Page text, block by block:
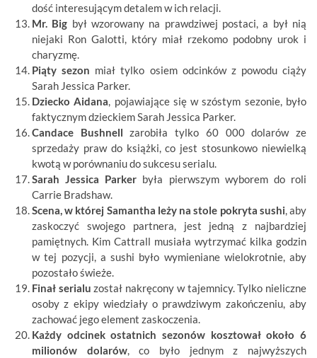
dość interesującym detalem w ich relacji.
Mr. Big był wzorowany na prawdziwej postaci, a był nią
niejaki Ron Galotti, który miał rzekomo podobny urok i
charyzmę.
Piąty sezon miał tylko osiem odcinków z powodu ciąży
Sarah Jessica Parker.
Dziecko Aidana, pojawiające się w szóstym sezonie, było
faktycznym dzieckiem Sarah Jessica Parker.
Candace Bushnell zarobiła tylko 60 000 dolarów ze
sprzedaży praw do książki, co jest stosunkowo niewielką
kwotą w porównaniu do sukcesu serialu.
Sarah Jessica Parker była pierwszym wyborem do roli
Carrie Bradshaw.
Scena, w której Samantha leży na stole pokryta sushi, aby
zaskoczyć swojego partnera, jest jedną z najbardziej
pamiętnych. Kim Cattrall musiała wytrzymać kilka godzin
w tej pozycji, a sushi było wymieniane wielokrotnie, aby
pozostało świeże.
Finał serialu został nakręcony w tajemnicy. Tylko nieliczne
osoby z ekipy wiedziały o prawdziwym zakończeniu, aby
zachować jego element zaskoczenia.
Każdy odcinek ostatnich sezonów kosztował około 6
milionów dolarów, co było jednym z najwyższych